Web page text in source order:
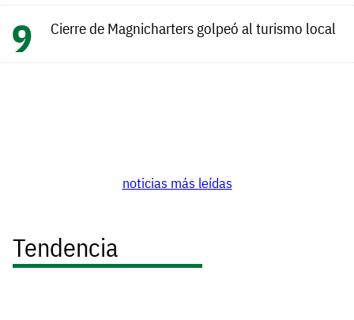
Cierre de Magnicharters golpeó al turismo local
noticias más leídas
Tendencia